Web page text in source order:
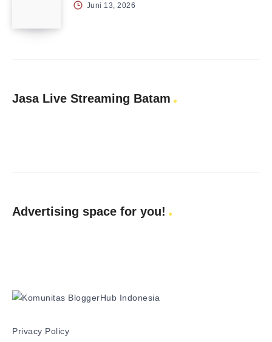
Juni 13, 2026
Jasa Live Streaming Batam
Advertising space for you!
Privacy Policy